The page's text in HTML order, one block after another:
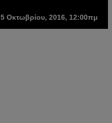
5 Οκτωβρίου, 2016, 12:00πμ